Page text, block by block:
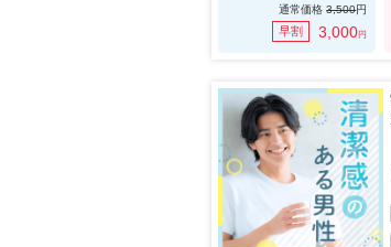
通常価格3,500円
早割 3,000円